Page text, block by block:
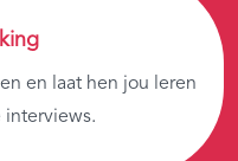
en laat hen jou leren
interviews.